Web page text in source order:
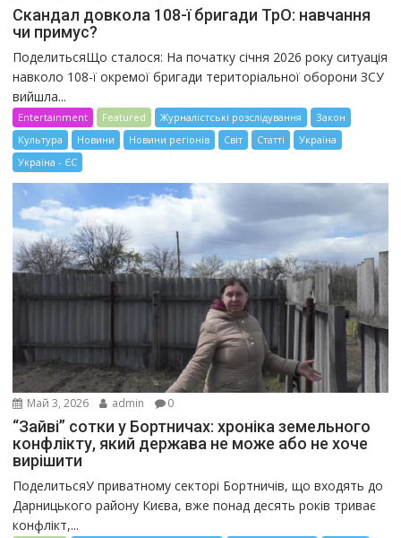
Скандал довкола 108-ї бригади ТрО: навчання
чи примус?
ПоделитьсяЩо сталося: На початку січня 2026 року ситуація
навколо 108-ї окремої бригади територіальної оборони ЗСУ
вийшла...
Entertainment Featured Журналістські розслідування
Закон
Культура
Новини Новини регіонів Світ Статті
Україна
Україна - ЄС
Май 3, 2026 admin 0
“Зайві” сотки у Бортничах: хроніка земельного
конфлікту, який держава не може або не хоче
вирішити
ПоделитьсяУ приватному секторі Бортничів, що входять до
Дарницького району Києва, вже понад десять років триває
конфлікт,...